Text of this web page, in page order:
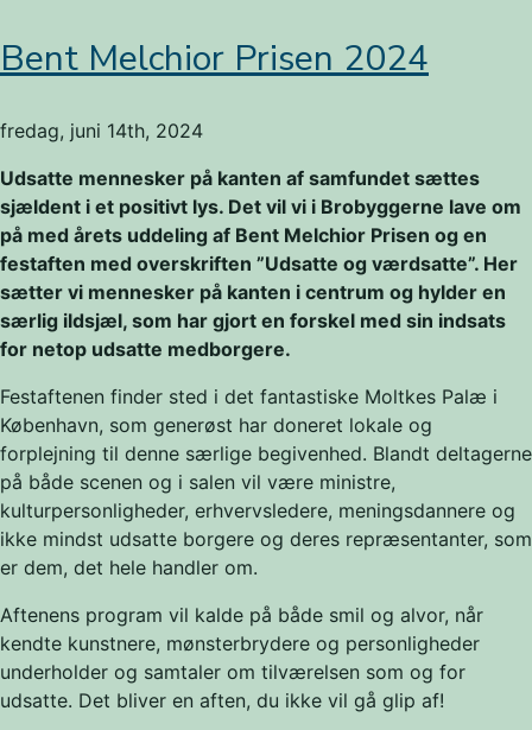
tilbage
Bent Melchior Prisen 2024
fredag, juni 14th, 2024
Udsatte mennesker på kanten af samfundet sættes
sjældent i et positivt lys. Det vil vi i Brobyggerne lave om
på med årets uddeling af Bent Melchior Prisen og en
festaften med overskriften ”Udsatte og værdsatte”. Her
sætter vi mennesker på kanten i centrum og hylder en
særlig ildsjæl, som har gjort en forskel med sin indsats
for netop udsatte medborgere.
Festaftenen finder sted i det fantastiske Moltkes Palæ i
København, som generøst har doneret lokale og
forplejning til denne særlige begivenhed. Blandt deltagerne
på både scenen og i salen vil være ministre,
kulturpersonligheder, erhvervsledere, meningsdannere og
ikke mindst udsatte borgere og deres repræsentanter, som
er dem, det hele handler om.
Aftenens program vil kalde på både smil og alvor, når
kendte kunstnere, mønsterbrydere og personligheder
underholder og samtaler om tilværelsen som og for
udsatte. Det bliver en aften, du ikke vil gå glip af!